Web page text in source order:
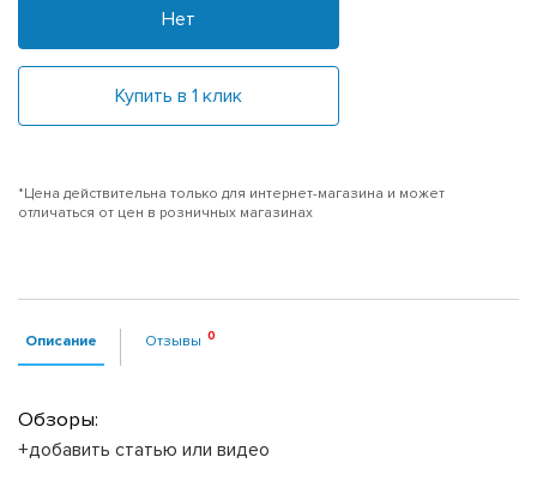
Нет
Купить в 1 клик
*Цена действительна только для интернет-магазина и может
отличаться от цен в розничных магазинах
Описание Отзывы
Обзоры:
+добавить статью или видео